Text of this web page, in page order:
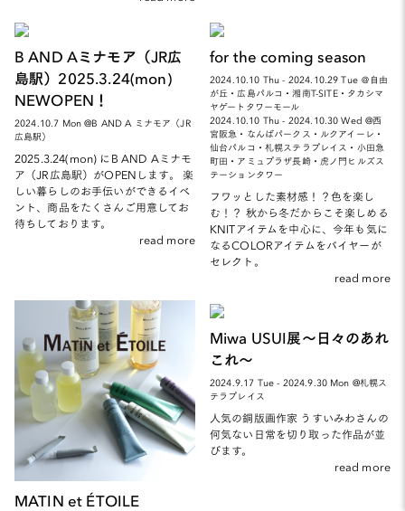
B AND Aミナモア（JR広
島駅）2025.3.24(mon)
NEWOPEN！
2024.10.7 Mon @B AND A ミナモア（JR
広島駅）
2025.3.24(mon) にB AND Aミナモ
ア（JR広島駅）がOPENします。 楽
しい暮らしのお手伝いができるイベ
ント、商品をたくさんご用意してお
待ちしております。
read more
for the coming season
2024.10.10 Thu - 2024.10.29 Tue ＠自由
が丘・広島パルコ・湘南T-SITE・タカシマ
ヤゲートタワーモール
2024.10.10 Thu - 2024.10.30 Wed @西
宮阪急・なんばパークス・ルクアイーレ・
仙台パルコ・札幌ステラプレイス・小田急
町田・アミュプラザ長崎・虎ノ門ヒルズス
テーションタワー
フワッとした素材感！？色を楽し
む！？ 秋から冬だからこそ楽しめる
KNITアイテムを中心に、今年も気に
なるCOLORアイテムをバイヤーが
セレクト。
read more
MATIN et ÉTOILE
Miwa USUI展～日々のあれ
これ～
2024.9.17 Tue - 2024.9.30 Mon @札幌ス
テラプレイス
人気の銅版画作家 うすいみわさんの
何気ない日常を切り取った作品が並
びます。
read more